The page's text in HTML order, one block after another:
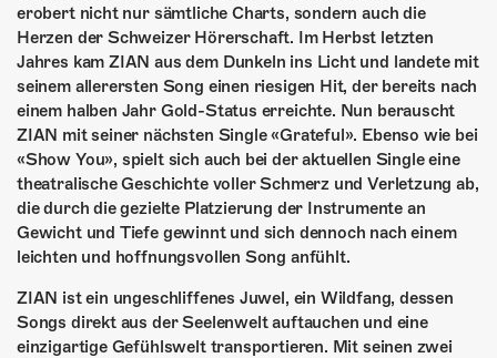
KONTAKT
ÜBER UNS
GÖNNEREI
SHOP
MITMACHEN
erobert nicht nur sämtliche Charts, sondern auch die
Herzen der Schweizer Hörerschaft. Im Herbst letzten
Jahres kam ZIAN aus dem Dunkeln ins Licht und landete mit
seinem allerersten Song einen riesigen Hit, der bereits nach
einem halben Jahr Gold-Status erreichte. Nun berauscht
ZIAN mit seiner nächsten Single «Grateful». Ebenso wie bei
«Show You», spielt sich auch bei der aktuellen Single eine
theatralische Geschichte voller Schmerz und Verletzung ab,
die durch die gezielte Platzierung der Instrumente an
Gewicht und Tiefe gewinnt und sich dennoch nach einem
leichten und hoffnungsvollen Song anfühlt.
ZIAN ist ein ungeschliffenes Juwel, ein Wildfang, dessen
Songs direkt aus der Seelenwelt auftauchen und eine
einzigartige Gefühlswelt transportieren. Mit seinen zwei